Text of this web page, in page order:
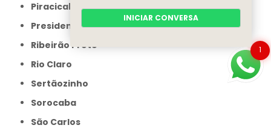
Piracicaba
Presidente Prudente
Ribeirão Preto
Rio Claro
Sertãozinho
Sorocaba
São Carlos
1
INICIAR CONVERSA